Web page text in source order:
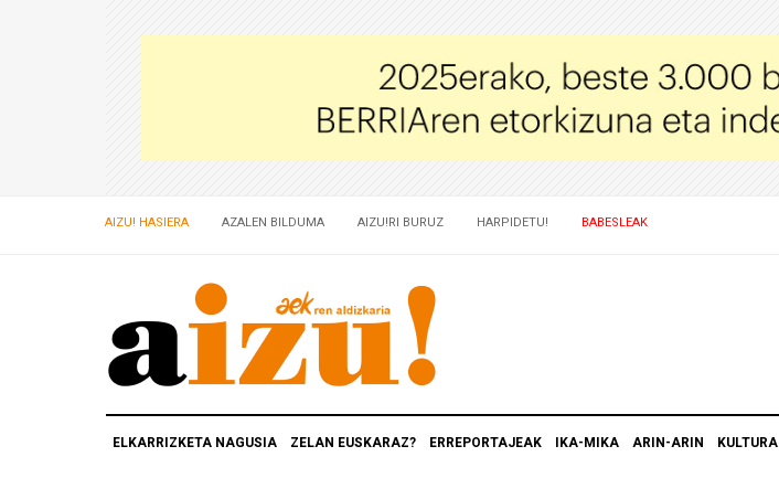
AIZU! HASIERA AZALEN BILDUMA AIZU!RI BURUZ HARPIDETU! BABESLEAK
ELKARRIZKETA NAGUSIA ZELAN EUSKARAZ? ERREPORTAJEAK IKA-MIKA ARIN-ARIN KULTURA